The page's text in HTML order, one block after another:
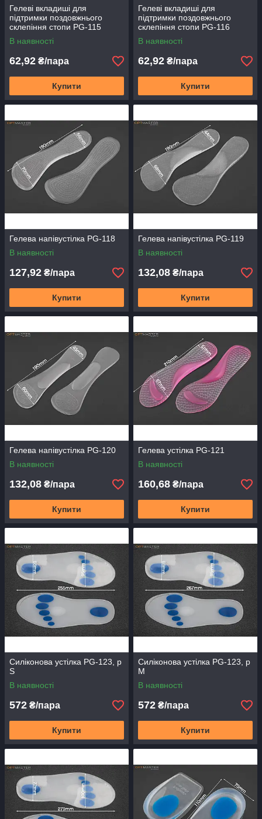
Гелеві вкладиші для
підтримки поздовжнього
склепіння стопи PG-115
В наявності
62,92 ₴/пара
Купити
Гелеві вкладиші для
підтримки поздовжнього
склепіння стопи PG-116
В наявності
62,92 ₴/пара
Купити
Гелева напівустілка PG-118
В наявності
127,92 ₴/пара
Купити
Гелева напівустілка PG-119
В наявності
132,08 ₴/пара
Купити
Гелева напівустілка PG-120
В наявності
132,08 ₴/пара
Купити
Гелева устілка PG-121
В наявності
160,68 ₴/пара
Купити
Силіконова устілка PG-123, р
S
В наявності
572 ₴/пара
Купити
Силіконова устілка PG-123, р
M
В наявності
572 ₴/пара
Купити